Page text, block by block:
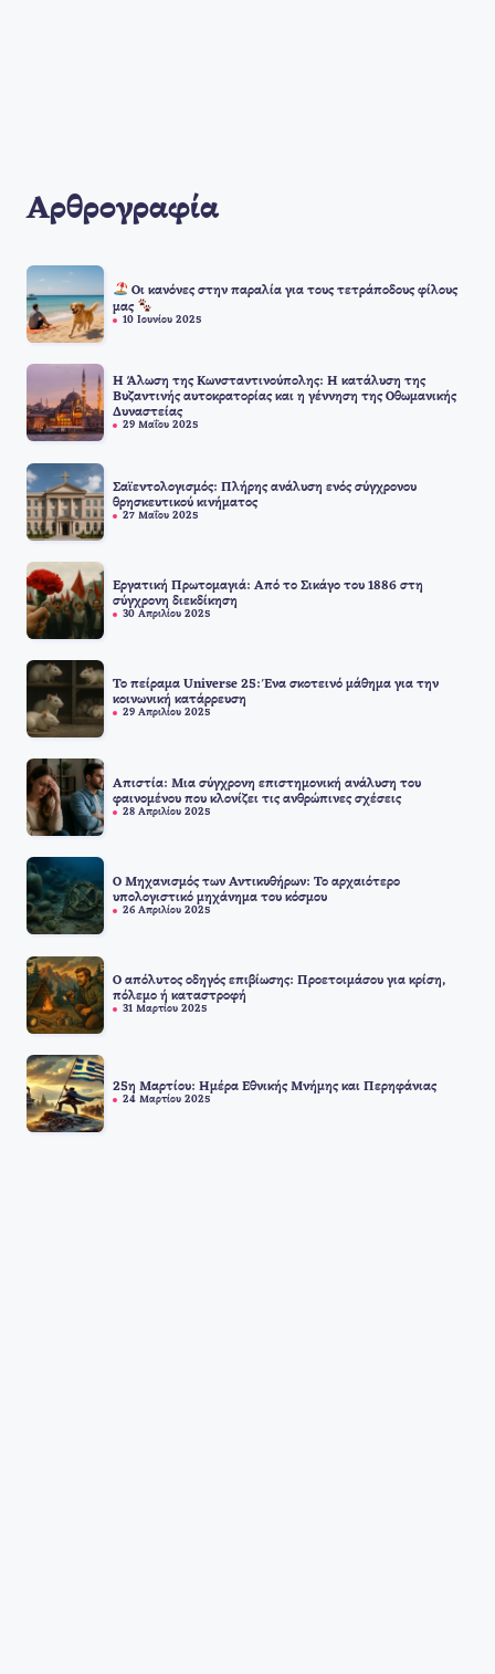
Αρθρογραφία
Οι κανόνες στην παραλία για τους τετράποδους φίλους
μας
10 Ιουνίου 2025
Η Άλωση της Κωνσταντινούπολης: Η κατάλυση της
Βυζαντινής αυτοκρατορίας και η γέννηση της Οθωμανικής
Δυναστείας
29 Μαΐου 2025
Σαϊεντολογισμός: Πλήρης ανάλυση ενός σύγχρονου
θρησκευτικού κινήματος
27 Μαΐου 2025
Εργατική Πρωτομαγιά: Από το Σικάγο του 1886 στη
σύγχρονη διεκδίκηση
30 Απριλίου 2025
Το πείραμα Universe 25: Ένα σκοτεινό μάθημα για την
κοινωνική κατάρρευση
29 Απριλίου 2025
Απιστία: Μια σύγχρονη επιστημονική ανάλυση του
φαινομένου που κλονίζει τις ανθρώπινες σχέσεις
28 Απριλίου 2025
Ο Μηχανισμός των Αντικυθήρων: Το αρχαιότερο
υπολογιστικό μηχάνημα του κόσμου
26 Απριλίου 2025
Ο απόλυτος οδηγός επιβίωσης: Προετοιμάσου για κρίση,
πόλεμο ή καταστροφή
31 Μαρτίου 2025
25η Μαρτίου: Ημέρα Εθνικής Μνήμης και Περηφάνιας
24 Μαρτίου 2025